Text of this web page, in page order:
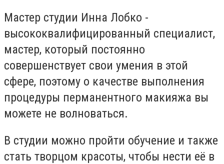
Мастер студии Инна Лобко -
высококвалифицированный специалист,
мастер, который постоянно
совершенствует свои умения в этой
сфере, поэтому о качестве выполнения
процедуры перманентного макияжа вы
можете не волноваться.
В студии можно пройти обучение и также
стать творцом красоты, чтобы нести её в